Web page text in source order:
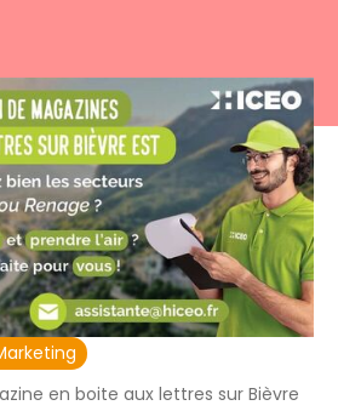
en boite aux lettres sur Bièvre